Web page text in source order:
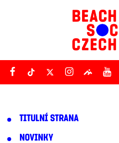
TITULNÍ STRANA
NOVINKY